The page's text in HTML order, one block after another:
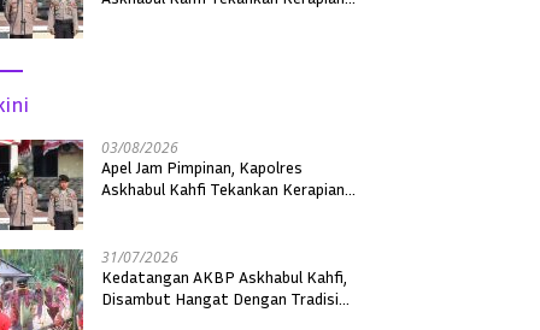
03/08/2026
Apel Jam Pimpinan, Kapolres
Askhabul Kahfi Tekankan Kerapian
31/07/2026
Kedatangan AKBP Askhabul Kahfi,
Disambut Hangat Dengan Tradisi